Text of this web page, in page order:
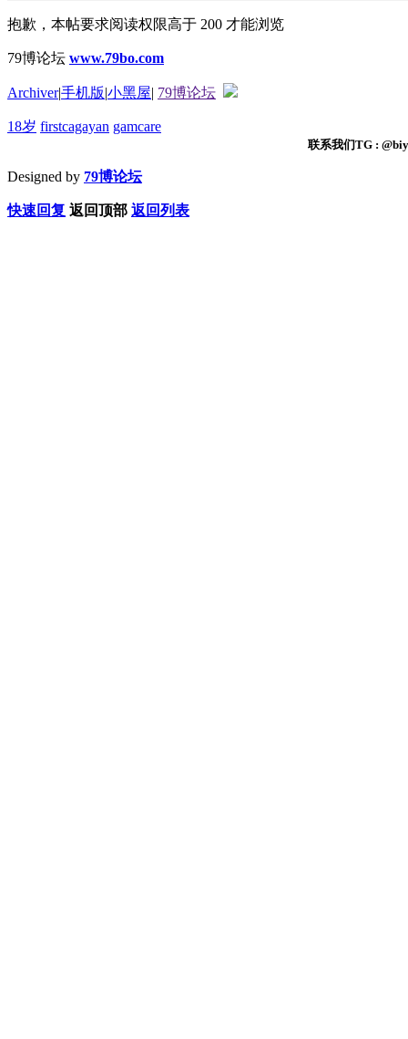
抱歉，本帖要求阅读权限高于 200 才能浏览
79博论坛 www.79bo.com
Archiver|手机版|小黑屋| 79博论坛
18岁 firstcagayan gamcare
联系我们TG :
Designed by 79博论坛
快速回复 返回顶部 返回列表